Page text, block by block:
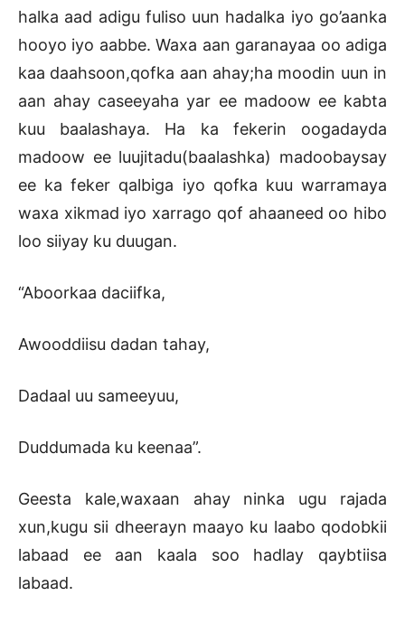
halka aad adigu fuliso uun hadalka iyo go’aanka
hooyo iyo aabbe. Waxa aan garanayaa oo adiga
kaa daahsoon,qofka aan ahay;ha moodin uun in
aan ahay caseeyaha yar ee madoow ee kabta
kuu baalashaya. Ha ka fekerin oogadayda
madoow ee luujitadu(baalashka) madoobaysay
ee ka feker qalbiga iyo qofka kuu warramaya
waxa xikmad iyo xarrago qof ahaaneed oo hibo
loo siiyay ku duugan.
“Aboorkaa daciifka,
Awooddiisu dadan tahay,
Dadaal uu sameeyuu,
Duddumada ku keenaa”.
Geesta kale,waxaan ahay ninka ugu rajada
xun,kugu sii dheerayn maayo ku laabo qodobkii
labaad ee aan kaala soo hadlay qaybtiisa
labaad.